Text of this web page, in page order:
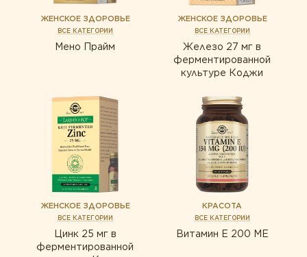
ЖЕНСКОЕ ЗДОРОВЬЕ
ВСЕ КАТЕГОРИИ
Мено Прайм
ЖЕНСКОЕ ЗДОРОВЬЕ
ВСЕ КАТЕГОРИИ
Железо 27 мг в
ферментированной
культуре Коджи
ЖЕНСКОЕ ЗДОРОВЬЕ
ВСЕ КАТЕГОРИИ
Цинк 25 мг в
ферментированной
КРАСОТА
ВСЕ КАТЕГОРИИ
Витамин Е 200 МЕ